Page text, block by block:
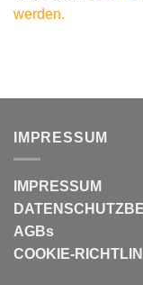
werden.
IMPRESSUM
IMPRESSUM
AGBs
COOKIE-